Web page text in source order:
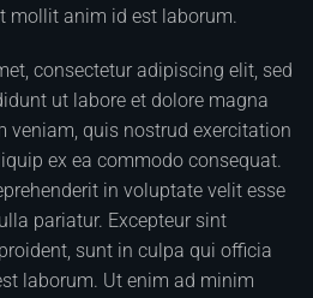
mollit anim id est laborum.
consectetur adipiscing elit, sed
ut labore et dolore magna
veniam, quis nostrud exercitation
ex ea commodo consequat.
in voluptate velit esse
pariatur. Excepteur sint
sunt in culpa qui officia
laborum. Ut enim ad minim